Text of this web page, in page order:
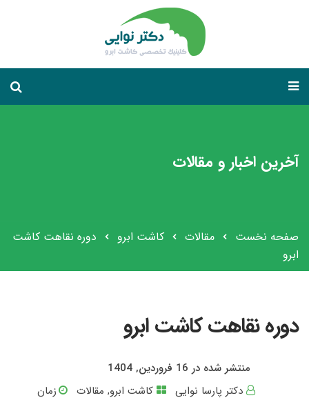
آخرین اخبار و مقالات
صفحه نخست مقالات کاشت ابرو
دوره نقاهت کاشت
ابرو
دوره نقاهت کاشت ابرو
منتشر شده در 16 فروردین, 1404
دکتر پارسا نوایی
کاشت ابرو, مقالات
زمان